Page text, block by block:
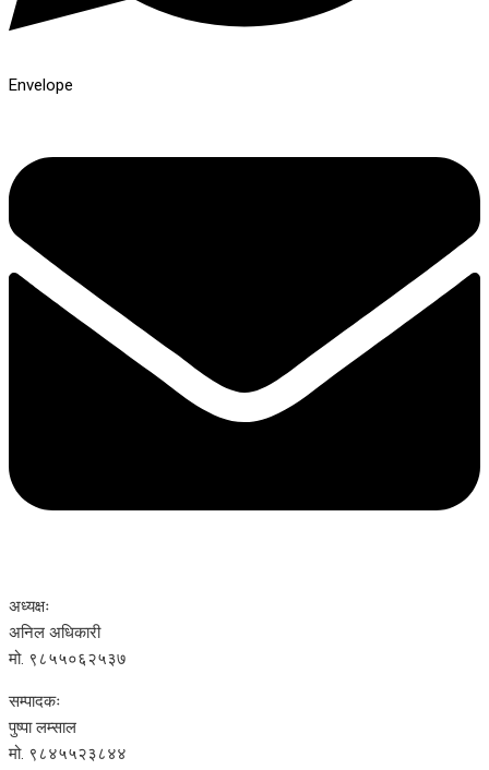
Envelope
अध्यक्षः
अनिल अधिकारी
मो. ९८५५०६२५३७
सम्पादकः
पुष्पा लम्साल
मो. ९८४५५२३८४४